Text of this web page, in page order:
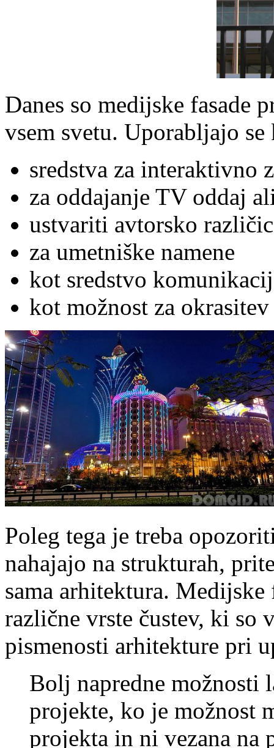
Danes so medijske fasade
vsem svetu. Uporabljajo se
sredstva za interaktivno
za oddajanje TV oddaj
ustvariti avtorsko
za umetniške namene
kot sredstvo
kot možnost za okrasitev
Poleg tega je treba
nahajajo na strukturah,
sama arhitektura.
različne vrste čustev, ki so
pismenosti arhitekture pri
Bolj napredne možnosti
projekte, ko je možnost
projekta in ni vezana na